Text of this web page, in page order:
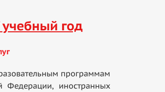
год
программам
Федерации, иностранных